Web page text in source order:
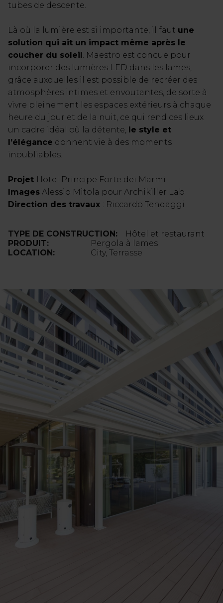
tubes de descente.
Là où la lumière est si importante, il faut une
solution qui ait un impact même après le
coucher du soleil . Maestro est conçue pour
incorporer des lumières LED dans les lames,
grâce auxquelles il est possible de recréer des
atmosphères intimes et envoutantes, de sorte à
vivre pleinement les espaces extérieurs à chaque
heure du jour et de la nuit, ce qui rend ces lieux
un cadre idéal où la détente, le style et
l’élégance donnent vie à des moments
inoubliables.
Projet Hotel Principe Forte dei Marmi
Images Alessio Mitola pour Archikiller Lab
Direction des travaux : Riccardo Tendaggi
TYPE DE CONSTRUCTION:
Hôtel et restaurant
PRODUIT:
Pergola à lames
LOCATION:
City, Terrasse